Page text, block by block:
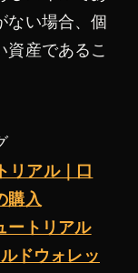
ない場合、個
資産であるこ
リアル｜口
購入
ートリアル
ドウォレッ